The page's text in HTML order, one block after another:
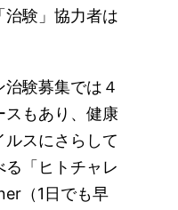
治験」協力者は
験募集では４
スもあり、健康
スにさらして
る「ヒトチャレ
（1日でも早